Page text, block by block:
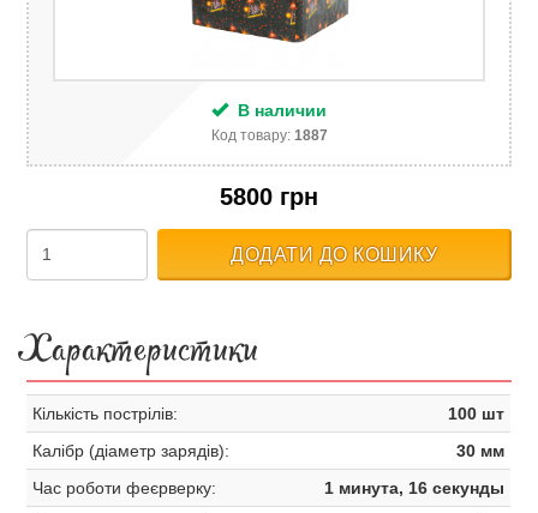
В наличии
Код товару: 1887
5800 грн
ДОДАТИ ДО КОШИКУ
Характеристики
Кількість пострілів:
100 шт
Калібр (діаметр зарядів):
30 мм
Час роботи феєрверку:
1 минута, 16 секунды